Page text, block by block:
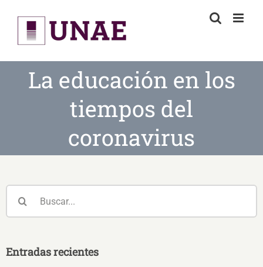
content
La educación en los
tiempos del
coronavirus
Entradas recientes